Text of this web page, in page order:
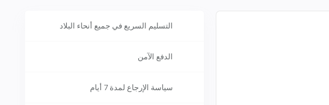
التسليم السريع في جميع أنحاء البلاد
الدفع الآمن
سياسة الإرجاع لمدة 7 أيام